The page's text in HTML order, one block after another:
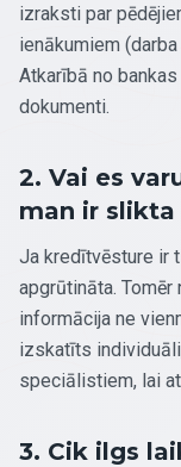
izraksti par
ienākumiem
Atkarībā no
dokumenti.
2. Vai es
man ir
Ja kredītvēsture ir
apgrūtināta.
informācija ne
izskatīts
speciālistiem, lai
3. Cik ilgs